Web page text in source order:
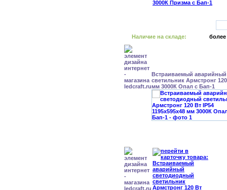
Наличие на складе: более
Встраиваемый
светильник Армстронг 120
мм 3000К Опал с Бап-1